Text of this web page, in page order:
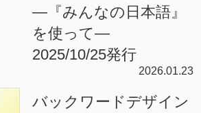
―『みんなの日本語』
を使って―
2025/10/25発行
2026.01.23
バックワードデザイン